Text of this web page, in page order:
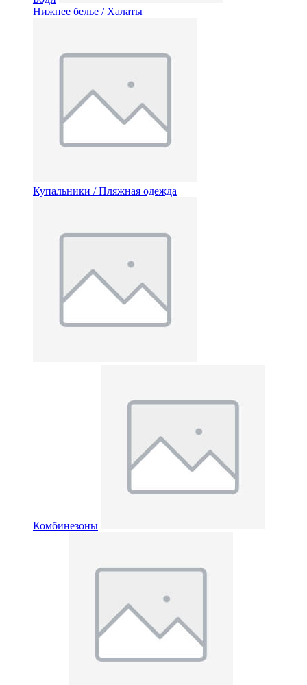
Нижнее белье / Халаты
Купальники / Пляжная одежда
Комбинезоны